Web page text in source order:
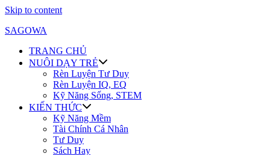
Skip to content
SAGOWA
TRANG CHỦ
NUÔI DẠY TRẺ
Rèn Luyện Tư Duy
Rèn Luyện IQ, EQ
Kỹ Năng Sống, STEM
KIẾN THỨC
Kỹ Năng Mềm
Tài Chính Cá Nhân
Tư Duy
Sách Hay